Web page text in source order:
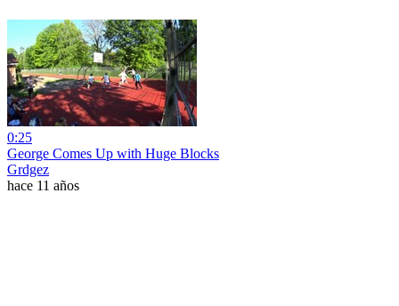
0:25
George Comes Up with Huge Blocks
Grdgez
hace 11 años